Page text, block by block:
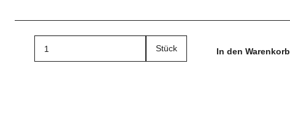
Stück In den Warenkorb